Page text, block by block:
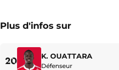
Plus d'infos sur
20 K. OUATTARA
Défenseur